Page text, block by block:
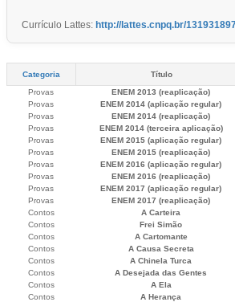
Currículo Lattes: http://lattes.cnpq.br/
Categoria Título
Provas
ENEM 2013 (reaplicação)
Provas
ENEM 2014 (aplicação regular)
Provas
ENEM 2014 (reaplicação)
Provas
ENEM 2014 (terceira aplicação)
Provas
ENEM 2015 (aplicação regular)
Provas
ENEM 2015 (reaplicação)
Provas
ENEM 2016 (aplicação regular)
Provas
ENEM 2016 (reaplicação)
Provas
ENEM 2017 (aplicação regular)
Provas
ENEM 2017 (reaplicação)
Contos
A Carteira
Contos
Frei Simão
Contos
A Cartomante
Contos
A Causa Secreta
Contos
A Chinela Turca
Contos
A Desejada das Gentes
Contos
A Ela
Contos
A Herança